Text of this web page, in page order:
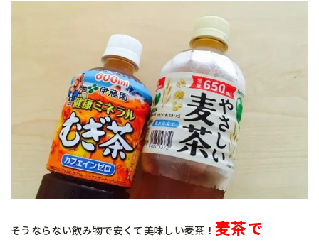
そうならない飲み物で安くて美味しい麦茶！麦茶で